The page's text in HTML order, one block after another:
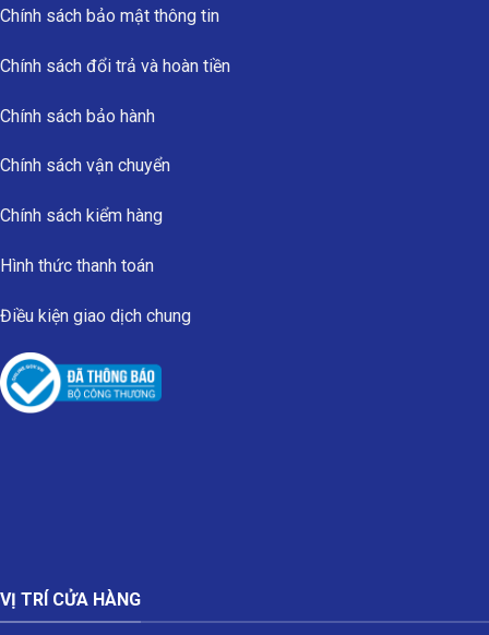
Chính sách bảo mật thông tin
Chính sách đổi trả và hoàn tiền
Chính sách bảo hành
Chính sách vận chuyển
Chính sách kiểm hàng
Hình thức thanh toán
Điều kiện giao dịch chung
VỊ TRÍ CỬA HÀNG